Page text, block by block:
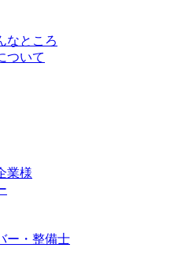
なところ
ついて
業様
ー・整備士